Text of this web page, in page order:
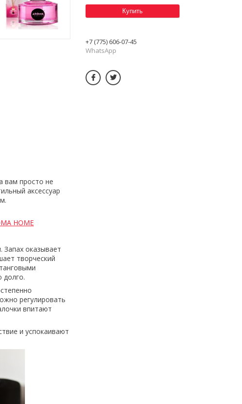
вам просто не
аксессуар
HOME
оказывает
творческий
долго.
регулировать
впитают
и успокаивают
Купить
+7 (775) 606-07-45
WhatsApp